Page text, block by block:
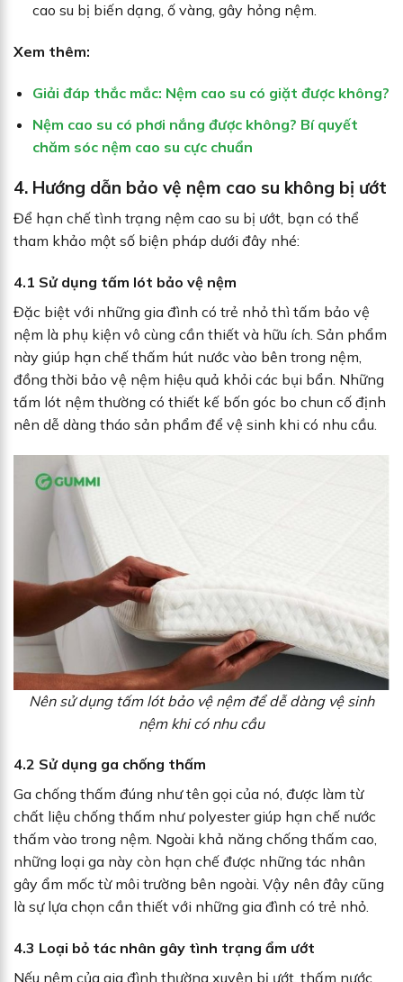
cao su bị biến dạng, ố vàng, gây hỏng nệm.
Xem thêm:
Giải đáp thắc mắc: Nệm cao su có giặt được không?
Nệm cao su có phơi nắng được không? Bí quyết
chăm sóc nệm cao su cực chuẩn
4. Hướng dẫn bảo vệ nệm cao su không bị ướt
Để hạn chế tình trạng nệm cao su bị ướt, bạn có thể
tham khảo một số biện pháp dưới đây nhé:
4.1 Sử dụng tấm lót bảo vệ nệm
Đặc biệt với những gia đình có trẻ nhỏ thì tấm bảo vệ
nệm là phụ kiện vô cùng cần thiết và hữu ích. Sản phẩm
này giúp hạn chế thấm hút nước vào bên trong nệm,
đồng thời bảo vệ nệm hiệu quả khỏi các bụi bẩn. Những
tấm lót nệm thường có thiết kế bốn góc bo chun cố định
nên dễ dàng tháo sản phẩm để vệ sinh khi có nhu cầu.
Nên sử dụng tấm lót bảo vệ nệm để dễ dàng vệ sinh
nệm khi có nhu cầu
4.2 Sử dụng ga chống thấm
Ga chống thấm đúng như tên gọi của nó, được làm từ
chất liệu chống thấm như polyester giúp hạn chế nước
thấm vào trong nệm. Ngoài khả năng chống thấm cao,
những loại ga này còn hạn chế được những tác nhân
gây ẩm mốc từ môi trường bên ngoài. Vậy nên đây cũng
là sự lựa chọn cần thiết với những gia đình có trẻ nhỏ.
4.3 Loại bỏ tác nhân gây tình trạng ẩm ướt
Nếu nệm của gia đình thường xuyên bị ướt, thấm nước